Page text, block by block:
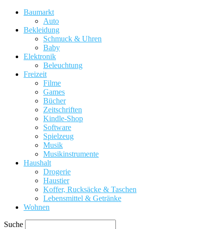
Baumarkt
Auto
Bekleidung
Schmuck & Uhren
Baby
Elektronik
Beleuchtung
Freizeit
Filme
Games
Bücher
Zeitschriften
Kindle-Shop
Software
Spielzeug
Musik
Musikinstrumente
Haushalt
Drogerie
Haustier
Koffer, Rucksäcke & Taschen
Lebensmittel & Getränke
Wohnen
Suche